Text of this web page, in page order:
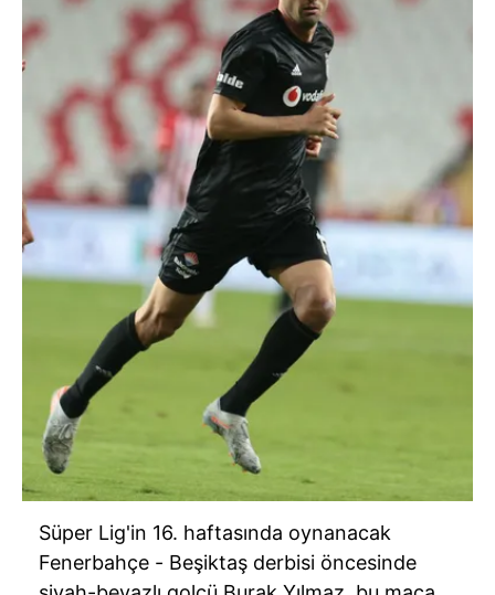
Süper Lig'in 16. haftasında oynanacak
Fenerbahçe - Beşiktaş derbisi öncesinde